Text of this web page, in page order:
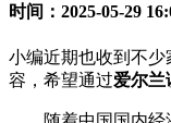
时间：2025-05-29
小编近期也收到不少
容，希望通过爱尔兰